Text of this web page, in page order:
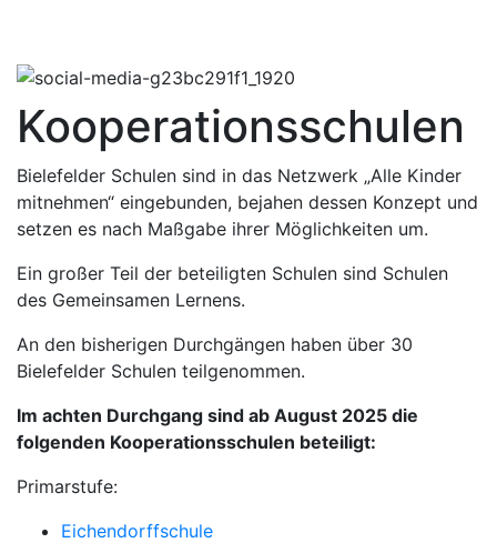
Kooperationsschulen
Bielefelder Schulen sind in das Netzwerk „Alle Kinder
mitnehmen“ eingebunden, bejahen dessen Konzept und
setzen es nach Maßgabe ihrer Möglichkeiten um.
Ein großer Teil der beteiligten Schulen sind Schulen
des Gemeinsamen Lernens.
An den bisherigen Durchgängen haben über 30
Bielefelder Schulen teilgenommen.
Im achten Durchgang sind ab August 2025 die
folgenden Kooperationsschulen beteiligt:
Primarstufe:
Eichendorffschule